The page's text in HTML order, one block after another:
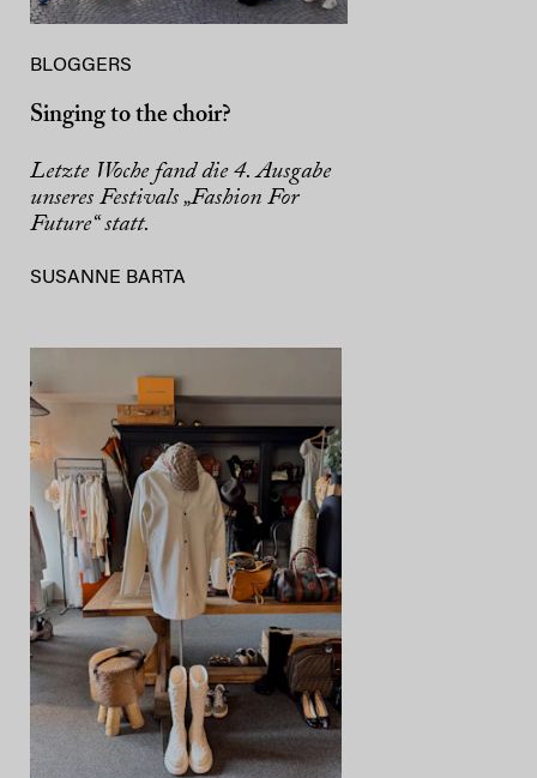
BLOGGERS
Singing to the choir?
Letzte Woche fand die 4. Ausgabe
unseres Festivals „Fashion For
Future“ statt.
SUSANNE BARTA